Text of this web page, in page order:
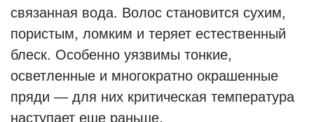
связанная вода. Волос становится сухим,
пористым, ломким и теряет естественный
блеск. Особенно уязвимы тонкие,
осветленные и многократно окрашенные
пряди — для них критическая температура
наступает еще раньше.